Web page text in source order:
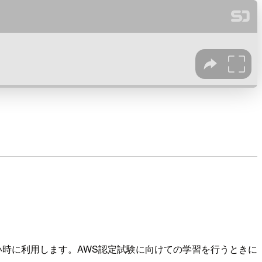
に利用します。AWS認定試験に向けての学習を行うときに